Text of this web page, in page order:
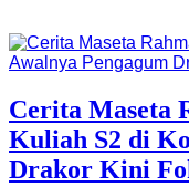
Cerita Maseta
Kuliah S2 di
Drakor Kini